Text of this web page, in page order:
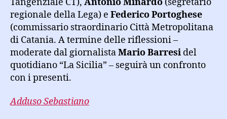
regionale della Lega) e Federico Portoghese
(commissario straordinario Città Metropolitana
di Catania. A termine delle riflessioni –
moderate dal giornalistaMario Barresi del
quotidiano “La Sicilia” – seguirà un confronto
con i presenti.
Adduso Sebastiano